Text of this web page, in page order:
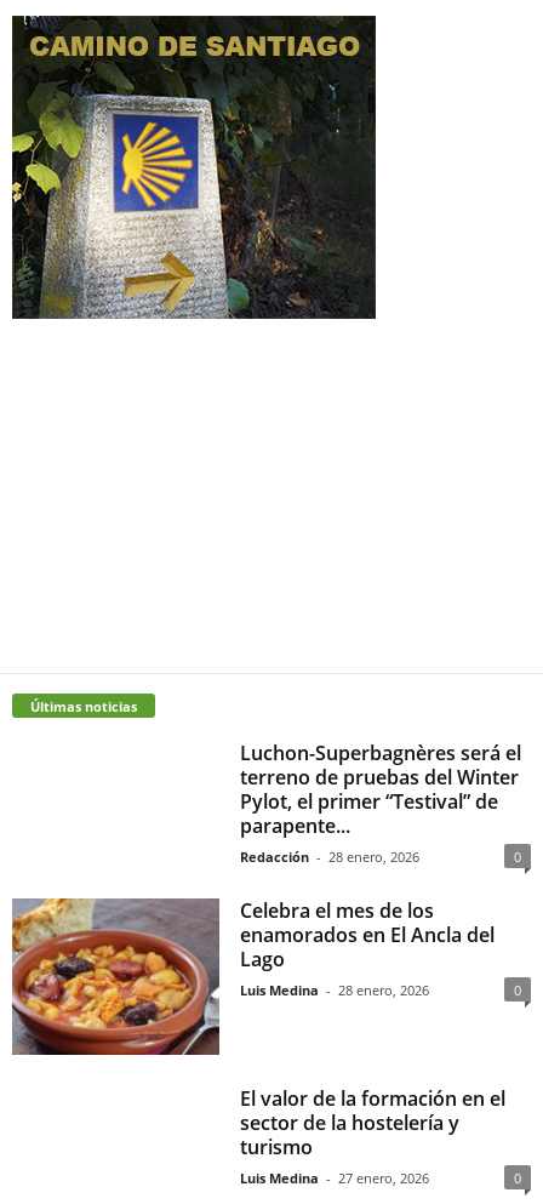
Últimas noticias
Luchon-Superbagnères será el
terreno de pruebas del Winter
Pylot, el primer “Testival” de
parapente...
Redacción - 28 enero, 2026 0
Celebra el mes de los
enamorados en El Ancla del
Lago
Luis Medina - 28 enero, 2026 0
El valor de la formación en el
sector de la hostelería y
turismo
Luis Medina - 27 enero, 2026 0